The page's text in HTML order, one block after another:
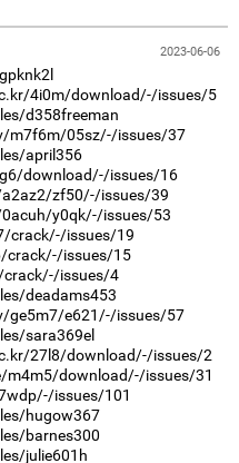
2023-06-06
4i0m/download/-/issues/5
d358freeman
m7f6m/05sz/-/issues/37
april356
download/-/issues/16
zf50/-/issues/39
y0qk/-/issues/53
crack/-/issues/19
crack/-/issues/15
issues/4
deadams453
ge5m7/e621/-/issues/57
sara369el
27l8/download/-/issues/2
m4m5/download/-/issues/31
issues/101
hugow367
barnes300
julie601h